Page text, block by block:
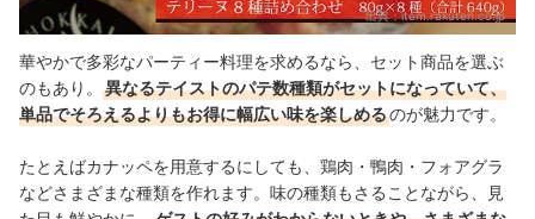
出典：item.rakuten.co.jp
華やかで多彩なパーティー料理を求めるなら、セット商品を選ぶ
のもあり。
異なるテイストのパテ数種類がセットになっていて、
単品でそろえるよりもお得に幅広い味を楽しめるのが魅力です。
たとえばカナッペを用意するにしても、鶏肉・鴨肉・フォアグラ
などさまざまな種類を作れます。味の種類もさることながら、見